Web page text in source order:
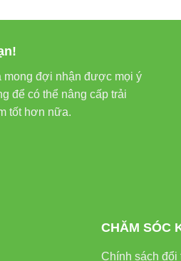
mong đợi nhận được mọi ý
để có thể nâng cấp trải
tốt hơn nữa.
CHĂM SÓC
Chính sách đổi